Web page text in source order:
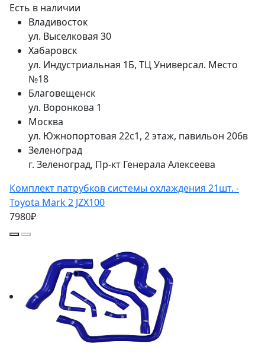
Есть в наличии
Владивосток
ул. Выселковая 30
Хабаровск
ул. Индустриальная 1Б, ТЦ Универсал. Место
№18
Благовещенск
ул. Воронкова 1
Москва
ул. Южнопортовая 22с1, 2 этаж, павильон 206в
Зеленоград
г. Зеленоград, Пр-кт Генерала Алексеева
Комплект патрубков системы охлаждения 21шт. -
Toyota Mark 2 JZX100
7980₽